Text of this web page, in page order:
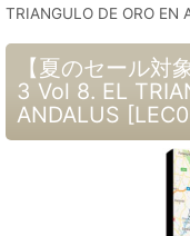
TRIANGULO DE ORO EN
【夏のセール対
3 Vol 8. EL
ANDALUS [